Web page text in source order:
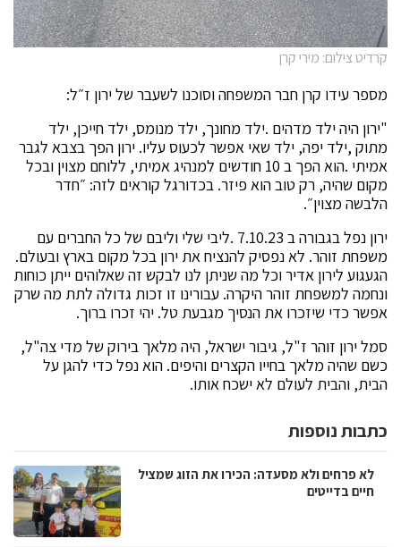
קרדיט צילום: מירי קרן
מספר עידו קרן חבר המשפחה וסוכנו לשעבר של ירון ז״ל:
"ירון היה ילד מדהים .ילד מחונך, ילד מנומס, ילד חייכן, ילד
מתוק ,ילד יפה, ילד שאי אפשר לכעוס עליו. ירון הפך בצבא לגבר
אמיתי .הוא הפך ב 10 חודשים למנהיג אמיתי, ללוחם מצוין ובכל
מקום שהיה, רק טוב הוא פיזר. בכדורגל קוראים לזה: ״חדר
הלבשה מצוין״.
ירון נפל בגבורה ב 7.10.23 .ליבי שלי וליבם של כל החברים עם
משפחת זוהר. לא נפסיק להנציח את ירון בכל מקום בארץ ובעולם.
הגעגוע לירון אדיר וכל מה שניתן לנו לבקש זה שאלוהים ייתן כוחות
ונחמה למשפחת זוהר היקרה. עבורינו זו זכות גדולה לתת מה שרק
אפשר כדי שיזכרו את הנסיך מגבעת טל. יהי זכרו ברוך.
סמל ירון זוהר ז"ל, גיבור ישראל, היה מלאך בירוק של מדי צה"ל,
כשם שהיה מלאך בחייו הקצרים והיפים. הוא נפל כדי להגן על
הבית, והבית לעולם לא ישכח אותו.
כתבות נוספות
לא פרחים ולא מסעדה: הכירו את הזוג שמציל
חיים בדייטים